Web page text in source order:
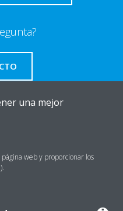
una mejor
web y proporcionar los